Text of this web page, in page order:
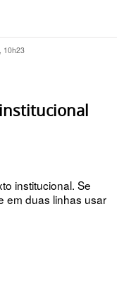
10h23
institucional. Se
em duas linhas usar